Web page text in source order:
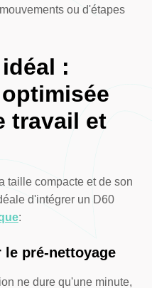
ou d'étapes
:
travail et
taille compacte et de son
d'intégrer un D60
:
le pré-nettoyage
ne dure qu'une minute,